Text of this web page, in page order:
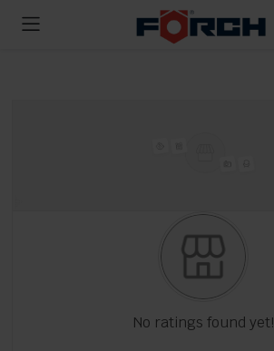
No ratings found yet!